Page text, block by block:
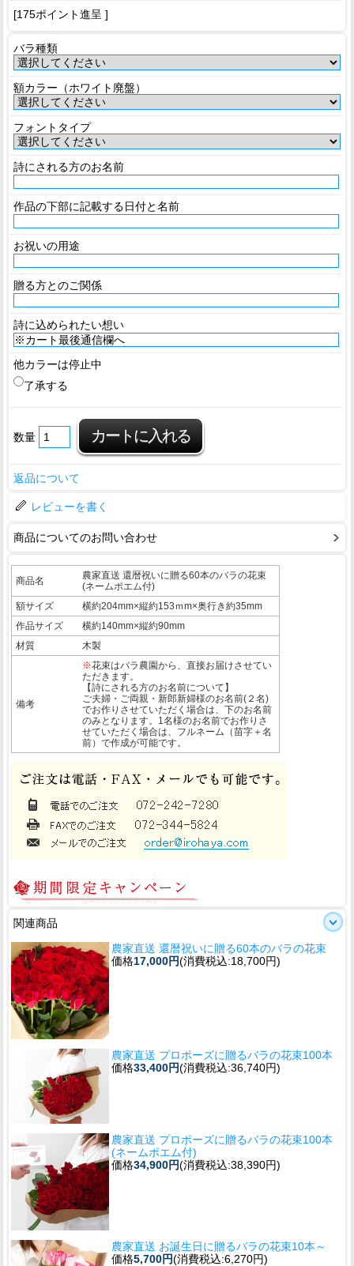
[175ポイント進呈 ]
バラ種類
額カラー（ホワイト廃盤）
フォントタイプ
詩にされる方のお名前
作品の下部に記載する日付と名前
お祝いの用途
贈る方とのご関係
詩に込められたい想い
他カラーは停止中
了承する
数量
返品について
レビューを書く
商品についてのお問い合わせ
商品名
農家直送 還暦祝いに贈る60本のバラの花束
(ネームポエム付)
額サイズ
横約204mm×縦約153ｍm×奥行き約35mm
作品サイズ
横約140mm×縦約90mm
材質
木製
備考
※花束はバラ農園から、直接お届けさせてい
ただきます。
【詩にされる方のお名前について】
ご夫婦・ご両親・新郎新婦様のお名前(２名)
でお作りさせていただく場合は、下のお名前
のみとなります。1名様のお名前でお作りさ
せていただく場合は、フルネーム（苗字＋名
前）で作成が可能です。
関連商品
農家直送 還暦祝いに贈る60本のバラの花束
価格17,000円(消費税込:18,700円)
農家直送 プロポーズに贈るバラの花束100本
価格33,400円(消費税込:36,740円)
農家直送 プロポーズに贈るバラの花束100本
(ネームポエム付)
価格34,900円(消費税込:38,390円)
農家直送 お誕生日に贈るバラの花束10本～
価格5,700円(消費税込:6,270円)